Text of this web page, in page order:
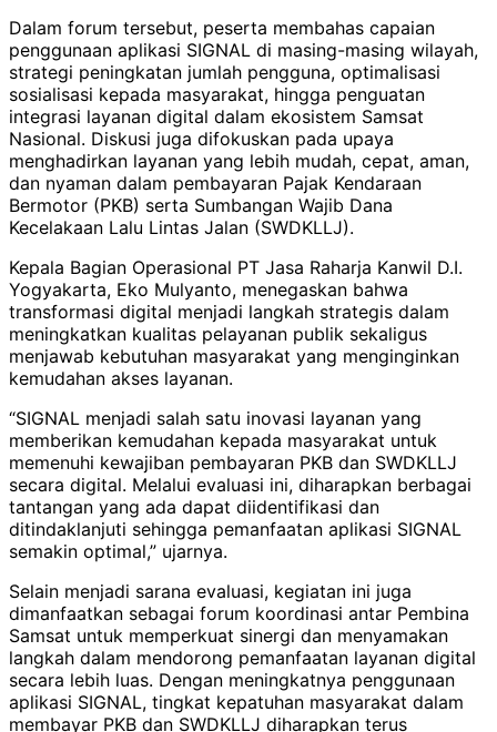
Dalam forum tersebut, peserta membahas capaian
penggunaan aplikasi SIGNAL di masing-masing wilayah,
strategi peningkatan jumlah pengguna, optimalisasi
sosialisasi kepada masyarakat, hingga penguatan
integrasi layanan digital dalam ekosistem Samsat
Nasional. Diskusi juga difokuskan pada upaya
menghadirkan layanan yang lebih mudah, cepat, aman,
dan nyaman dalam pembayaran Pajak Kendaraan
Bermotor (PKB) serta Sumbangan Wajib Dana
Kecelakaan Lalu Lintas Jalan (SWDKLLJ).
Kepala Bagian Operasional PT Jasa Raharja Kanwil D.I.
Yogyakarta, Eko Mulyanto, menegaskan bahwa
transformasi digital menjadi langkah strategis dalam
meningkatkan kualitas pelayanan publik sekaligus
menjawab kebutuhan masyarakat yang menginginkan
kemudahan akses layanan.
“SIGNAL menjadi salah satu inovasi layanan yang
memberikan kemudahan kepada masyarakat untuk
memenuhi kewajiban pembayaran PKB dan SWDKLLJ
secara digital. Melalui evaluasi ini, diharapkan berbagai
tantangan yang ada dapat diidentifikasi dan
ditindaklanjuti sehingga pemanfaatan aplikasi SIGNAL
semakin optimal,” ujarnya.
Selain menjadi sarana evaluasi, kegiatan ini juga
dimanfaatkan sebagai forum koordinasi antar Pembina
Samsat untuk memperkuat sinergi dan menyamakan
langkah dalam mendorong pemanfaatan layanan digital
secara lebih luas. Dengan meningkatnya penggunaan
aplikasi SIGNAL, tingkat kepatuhan masyarakat dalam
membayar PKB dan SWDKLLJ diharapkan terus